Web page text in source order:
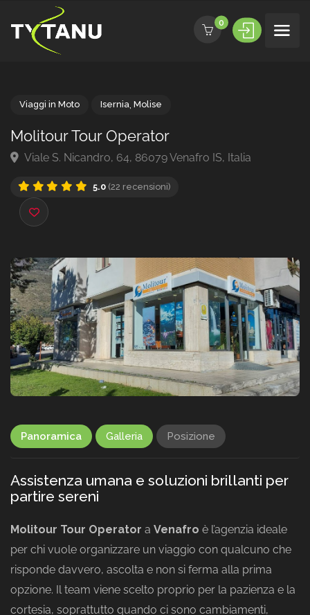
0
Molitour Tour Operator
Panoramica Galleria Posizione
Assistenza umana e soluzioni brillanti per
partire sereni
Molitour Tour Operator a Venafro è l’agenzia ideale
per chi vuole organizzare un viaggio con qualcuno che
risponde davvero, ascolta e non si ferma alla prima
opzione. Il team viene scelto proprio per la pazienza e la
cortesia, soprattutto quando ci sono cambiamenti,